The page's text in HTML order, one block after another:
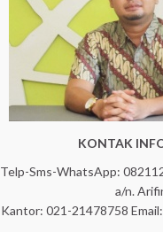
KONTAK
Telp-Sms-WhatsApp:
a/n.
Kantor: 021-21478758